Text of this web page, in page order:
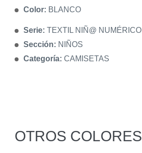
Color: BLANCO
Serie: TEXTIL NIÑ@ NUMÉRICO
Sección: NIÑOS
Categoría: CAMISETAS
OTROS COLORES